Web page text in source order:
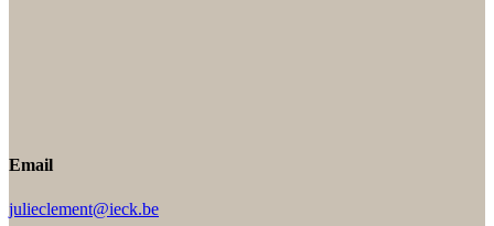
Email
julieclement@ieck.be